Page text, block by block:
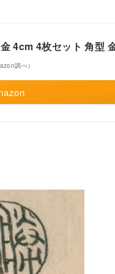
4cm 4枚セット 角型
調べ）